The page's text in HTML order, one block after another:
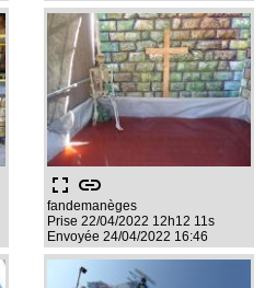
fullscreen link
fandemanèges
Prise 22/04/2022 12h12 11s
Envoyée 24/04/2022 16:46